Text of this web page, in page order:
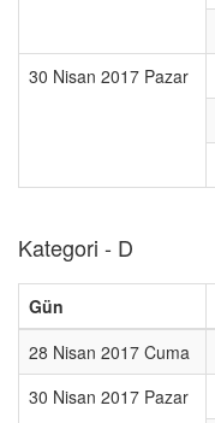
30 Nisan 2017 Pazar
Kategori - D
Gün
28 Nisan 2017 Cuma
30 Nisan 2017 Pazar